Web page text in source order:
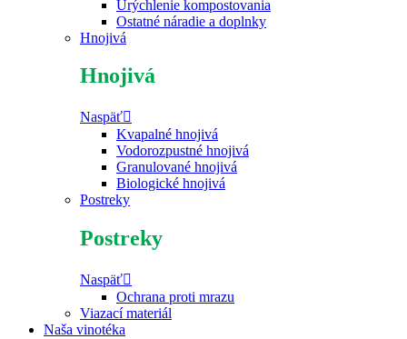
Urýchlenie kompostovania
Ostatné náradie a doplnky
Hnojivá
Hnojivá
Naspäť
Kvapalné hnojivá
Vodorozpustné hnojivá
Granulované hnojivá
Biologické hnojivá
Postreky
Postreky
Naspäť
Ochrana proti mrazu
Viazací materiál
Naša vinotéka